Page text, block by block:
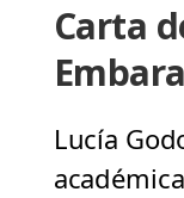
Carta
Lucía